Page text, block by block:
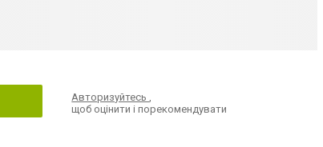
Авторизуйтесь
щоб оцінити і порекомендувати